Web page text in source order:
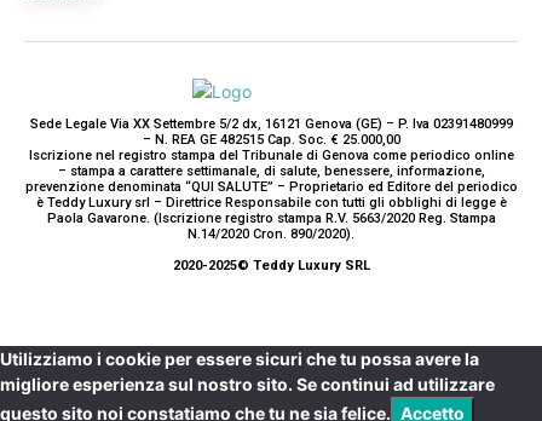
Sede Legale Via XX Settembre 5/2 dx, 16121 Genova (GE) – P. Iva 02391480999
– N. REA GE 482515 Cap. Soc. € 25.000,00
Iscrizione nel registro stampa del Tribunale di Genova come periodico online
– stampa a carattere settimanale, di salute, benessere, informazione,
prevenzione denominata “QUI SALUTE” – Proprietario ed Editore del periodico
è Teddy Luxury srl – Direttrice Responsabile con tutti gli obblighi di legge è
Paola Gavarone. (Iscrizione registro stampa R.V. 5663/2020 Reg. Stampa
N.14/2020 Cron. 890/2020).
2020-2025© Teddy Luxury SRL
Utilizziamo i cookie per essere sicuri che tu possa avere la
migliore esperienza sul nostro sito. Se continui ad utilizzare
questo sito noi constatiamo che tu ne sia felice. Accetto